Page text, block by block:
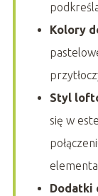
Kolory
Styl
się w
Dodatki